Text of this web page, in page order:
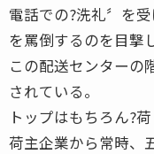
電話での?洗礼〞を
を罵倒するのを目撃
この配送センターの
されている。
トップはもちろん?荷
荷主企業から常時、